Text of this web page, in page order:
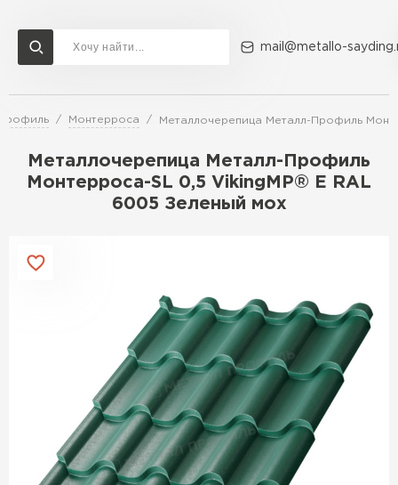
mail@metallo-
Монтерроса Металлочерепица Металл-Профиль
Металлочерепица Металл-Профиль
Монтерроса-SL 0,5 VikingMP® E RAL
6005 Зеленый мох
Доставка и оплата Акции О компании Контакты
Перейти в каталог